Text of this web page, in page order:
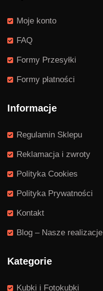
Moje konto
FAQ
Formy Przesyłki
Formy płatności
Informacje
Regulamin Sklepu
Reklamacja i zwroty
Polityka Cookies
Polityka Prywatności
Kontakt
Blog – Nasze realizacje
Kategorie
Kubki i Fotokubki